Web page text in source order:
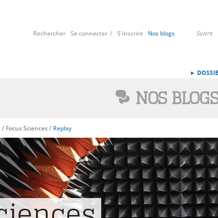
Suivre
Rechercher Se connecter S'inscrire Nos blogs
►
NOS
/ Focus Sciences/ Replay